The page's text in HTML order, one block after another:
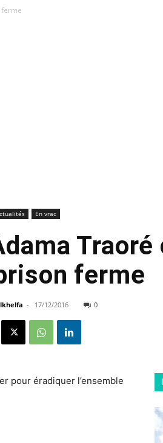
ferme
En vrac
ferme
- 17/12/2016 0
pour éradiquer l’ensemble